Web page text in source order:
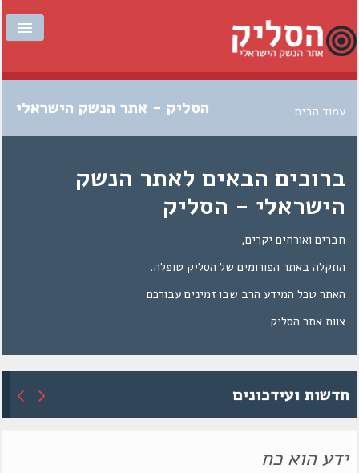
המטווחים
צור קשר
הסליק - אתר הנשק הישראלי עמוד הבית
ברוכים הבאים לאתר הנשק
הישראלי - הסליק
חברים ואורחים יקרים,
התקלה באתר הפורומים של הסליק טופלה.
האתר טכל המידע הרב שבו זמינים עבורכם
צוות אתר הסליק
חדשות ועידכונים
ידע הוא כח